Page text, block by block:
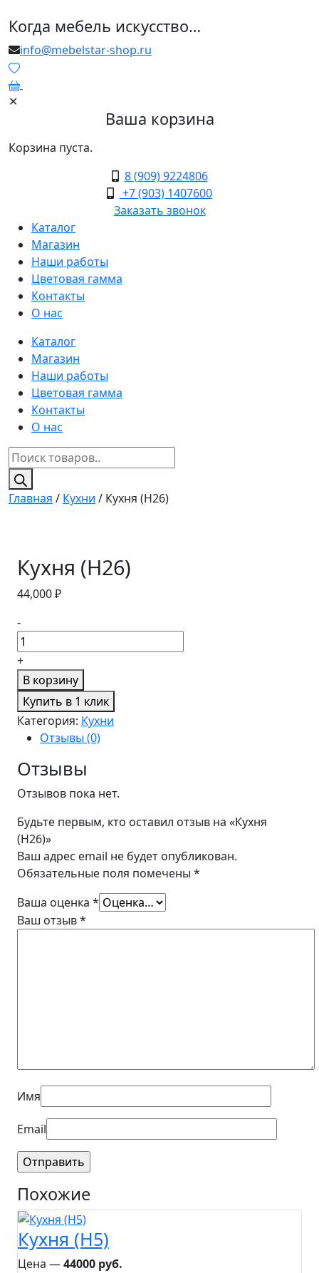
Когда мебель искусство…
info@mebelstar-shop.ru
✕
Ваша корзина
Корзина пуста.
8 (909) 9224806
+7 (903) 1407600
Заказать звонок
Каталог
Магазин
Наши работы
Цветовая гамма
Контакты
О нас
Каталог
Магазин
Наши работы
Цветовая гамма
Контакты
О нас
Поиск
товаров
Главная / Кухни / Кухня (H26)
Кухня (H26)
44,000₽
-
+
В корзину
Купить в 1 клик
Категория: Кухни
Отзывы (0)
Отзывы
Отзывов пока нет.
Будьте первым, кто оставил отзыв на «Кухня
(H26)»
Ваш адрес email не будет опубликован.
Обязательные поля помечены *
Ваша оценка *
Ваш отзыв*
Имя
Email
Похожие
Кухня (H5)
Цена ―44000 руб.